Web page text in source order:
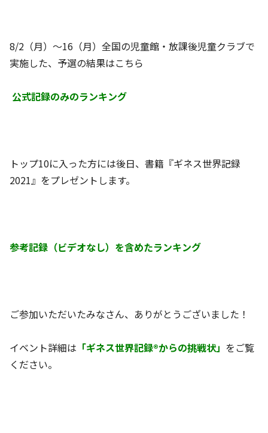
8/2（月）～16（月）全国の児童館・放課後児童クラブで
実施した、予選の結果はこちら
公式記録のみのランキング
トップ10に入った方には後日、書籍『ギネス世界記録
2021』をプレゼントします。
参考記録（ビデオなし）を含めたランキング
ご参加いただいたみなさん、ありがとうございました！
イベント詳細は 「ギネス世界記録®からの挑戦状」 をご覧
ください。